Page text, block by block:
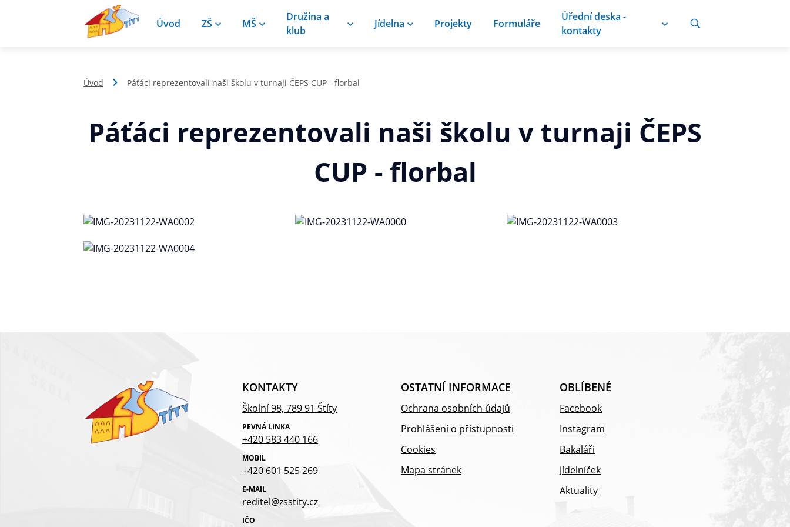
Úvod ZŠ MŠ
Družina a
klub
Jídelna Projekty Formuláře
Úřední deska -
kontakty
Úvod Páťáci reprezentovali naši školu v turnaji ČEPS CUP - florbal
Páťáci reprezentovali naši školu v turnaji ČEPS
CUP - florbal
KONTAKTY
Školní 98, 789 91 Štíty
PEVNÁ LINKA
+420 583 440 166
MOBIL
+420 601 525 269
E-MAIL
reditel@zsstity.cz
IČO
OSTATNÍ INFORMACE
Ochrana osobních údajů
Prohlášení o přístupnosti
Cookies
Mapa stránek
OBLÍBENÉ
Facebook
Instagram
Bakaláři
Jídelníček
Aktuality